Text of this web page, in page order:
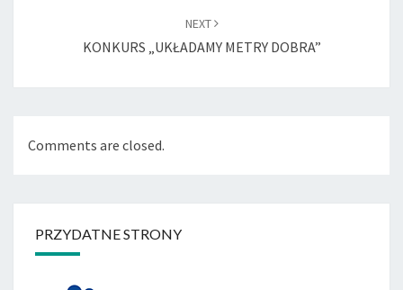
NEXT
KONKURS „UKŁADAMY METRY DOBRA”
Comments are closed.
PRZYDATNE STRONY